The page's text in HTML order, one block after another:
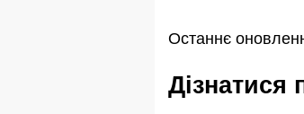
Останнє